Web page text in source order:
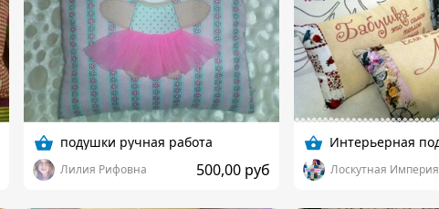
подушки ручная работа
Лилия Рифовна 500,00 руб Лоскутная Империя